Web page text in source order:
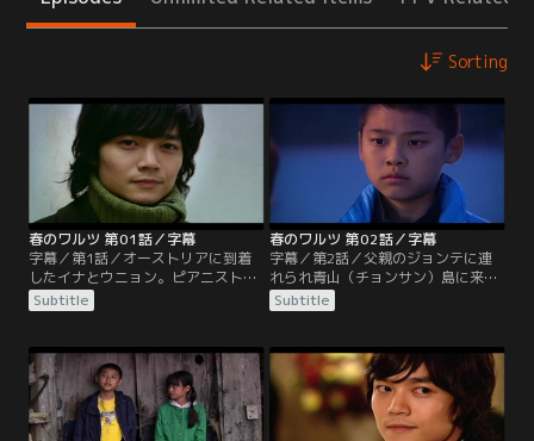
Sorting
春のワルツ 第01話／字幕
字幕／第1話／オーストリアに到着
したイナとウニョン。ピアニストと
して活躍する幼なじみのジェハと15
年ぶりに再会するイナは、すでにと
ナに対してのジェハの反応は冷たか
った。一方でガイドを買って出たフ
ィリップとウィーン市街を観光する
ウニョンは、生まれて初めての海外
旅行を楽しんでいた。
Subtitle
春のワルツ 第02話／字幕
字幕／第2話／父親のジョンテに連
れられ青山（チョンサン）島に来た
スホ。慣れない島から早く出たいス
ホだが、そんなスホを残してジョン
途方に暮れているスホに話しかける
一人の少女、ウニョンがいた。スホ
はジョンテが戻ってくるまで、ウニ
ョンの家で暮らすことになる。スホ
はウニョンの優しさを迷惑としか感
Subtitle